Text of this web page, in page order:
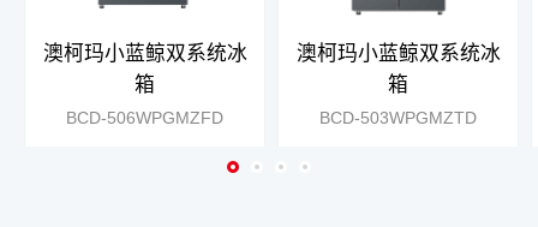
澳柯玛小蓝鲸双系统冰
箱
BCD-506WPGMZFD
澳柯玛小蓝鲸双系统冰
箱
BCD-503WPGMZTD